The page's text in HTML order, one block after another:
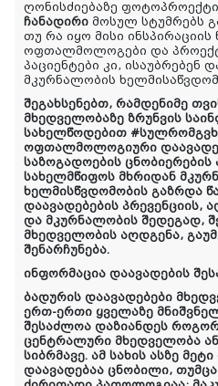
ღონისძიებაზე
ჩანადირი მოსულ სტუმრებს
თუ რა იყო მისი
ოფთალმოლოგები და
პაციენტები კი, ისაუბრებენ
მკურნალობის
შეგახსენებთ, რამდენიმე
მხედველობაზე ზრუნვის
სახელწოდებით
ოფთალმოლოგიური
საზოგადოების ცნობიერების
სახელმწიფოს მხრიდან
ხელმისწვდომობის გაზრდა
დაავადებების პრევენციის,
და მკურნალობის შედეგად,
მხედველობის აღდგენა,
შენარჩუნება.
ინფორმაცია დაავადების
ბადურის დაავადებები
ერთ-ერთი ყველაზე
შესაძლოა დაზიანდეს
ცენტრალური მხედველობა
სიბრმავე. ამ სახის ასზე მეტი
დაავადებაა ცნობილი,